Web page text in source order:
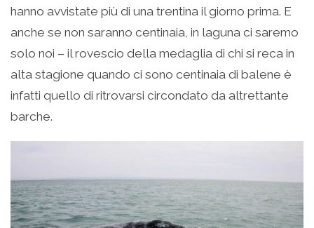
hanno avvistate più di una trentina il giorno prima. E
anche se non saranno centinaia, in laguna ci saremo
solo noi – il rovescio della medaglia di chi si reca in
alta stagione quando ci sono centinaia di balene è
infatti quello di ritrovarsi circondato da altrettante
barche.